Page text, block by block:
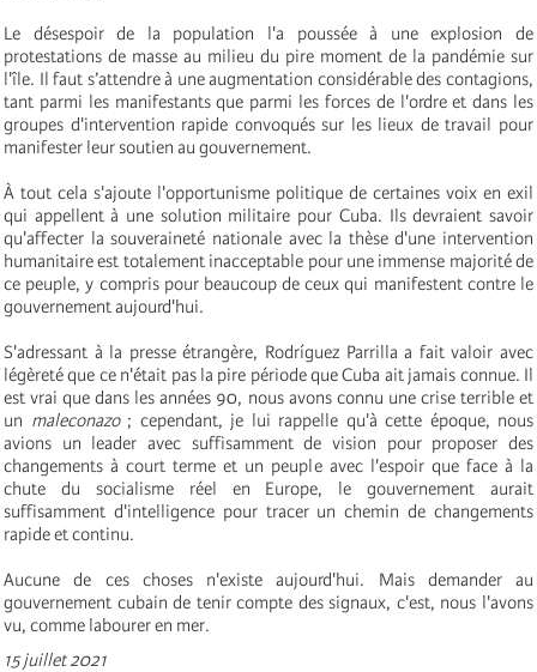
Le désespoir de la population l'a poussée à une explosion de
protestations de masse au milieu du pire moment de la pandémie sur
l'île. Il faut s’attendre à une augmentation considérable des contagions,
tant parmi les manifestants que parmi les forces de l'ordre et dans les
groupes d'intervention rapide convoqués sur les lieux de travail pour
manifester leur soutien au gouvernement.
À tout cela s'ajoute l'opportunisme politique de certaines voix en exil
qui appellent à une solution militaire pour Cuba. Ils devraient savoir
qu'affecter la souveraineté nationale avec la thèse d'une intervention
humanitaire est totalement inacceptable pour une immense majorité de
ce peuple, y compris pour beaucoup de ceux qui manifestent contre le
gouvernement aujourd'hui.
S'adressant à la presse étrangère, Rodríguez Parrilla a fait valoir avec
légèreté que ce n'était pas la pire période que Cuba ait jamais connue. Il
est vrai que dans les années 90, nous avons connu une crise terrible et
un maleconazo; cependant, je lui rappelle qu'à cette époque, nous
avions un leader avec suffisamment de vision pour proposer des
changements à court terme et un peuple avec l'espoir que face à la
chute du socialisme réel en Europe, le gouvernement aurait
suffisamment d'intelligence pour tracer un chemin de changements
rapide et continu.
Aucune de ces choses n'existe aujourd'hui. Mais demander au
gouvernement cubain de tenir compte des signaux, c'est, nous l'avons
vu, comme labourer en mer.
15 juillet 2021